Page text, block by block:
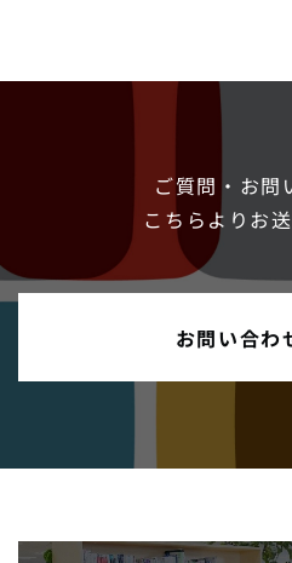
ご質問・お問
こちらよりお
お問い合わ